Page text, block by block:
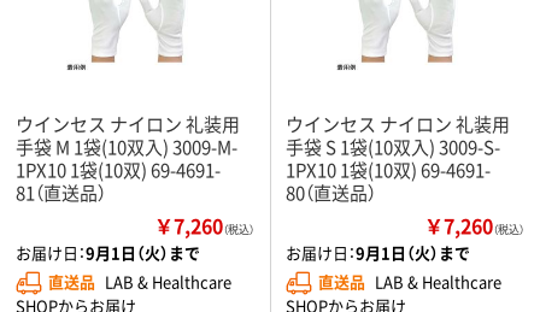
ウインセス ナイロン 礼装用
手袋 M 1袋(10双入) 3009-M-
1PX10 1袋(10双) 69-4691-
81（直送品）
￥7,260（税込）
お届け日：9月1日（火）まで
直送品 LAB & Healthcare
SHOPからお届け
ウインセス ナイロン 礼装用
手袋 S 1袋(10双入) 3009-S-
1PX10 1袋(10双) 69-4691-
80（直送品）
￥7,260（税込）
お届け日：9月1日（火）まで
直送品 LAB & Healthcare
SHOPからお届け